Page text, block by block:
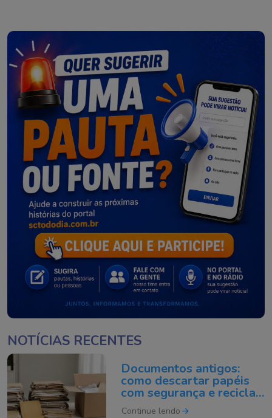
NOTÍCIAS RECENTES
Documentos antigos:
como descartar papéis
com segurança e reciclar
do jeito certo
Continue lendo